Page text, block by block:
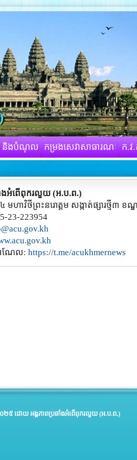
តិ និងបំណុល កម្រងសេវាសាធារណៈ ក.វ
ាំងអំពើពុករលួយ (អ.ប.ព.)
មហាវិថីព្រះនរោត្ដម សង្កាត់ផ្សារថ្មី៣ ខ
23-223954
ាណែល: https://t.me/acukhmernews
០២៥ ដោយ អង្គភាពប្រឆាំងអំពើពុករលួយ​ (អ.ប.ព.)